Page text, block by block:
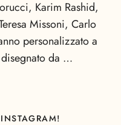
Karim Rashid,
Missoni, Carlo
personalizzato a
da …